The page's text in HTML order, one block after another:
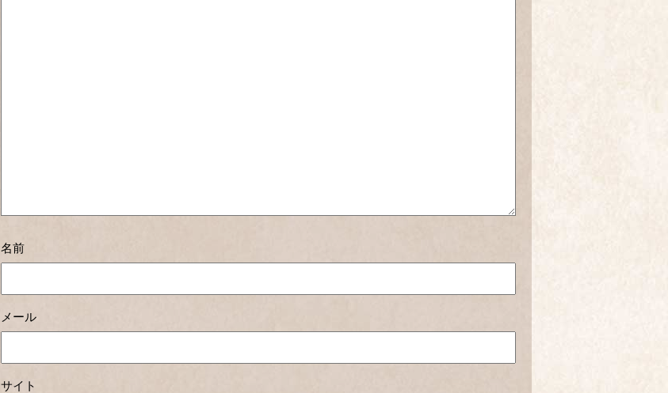
名前
メール
サイト